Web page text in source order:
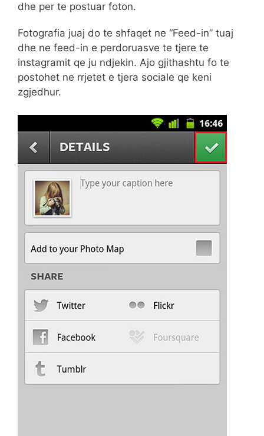
dhe per te postuar foton.
Fotografia juaj do te shfaqet ne “Feed-in” tuaj
dhe ne feed-in e perdoruasve te tjere te
instagramit qe ju ndjekin. Ajo gjithashtu fo te
postohet ne rrjetet e tjera sociale qe keni
zgjedhur.